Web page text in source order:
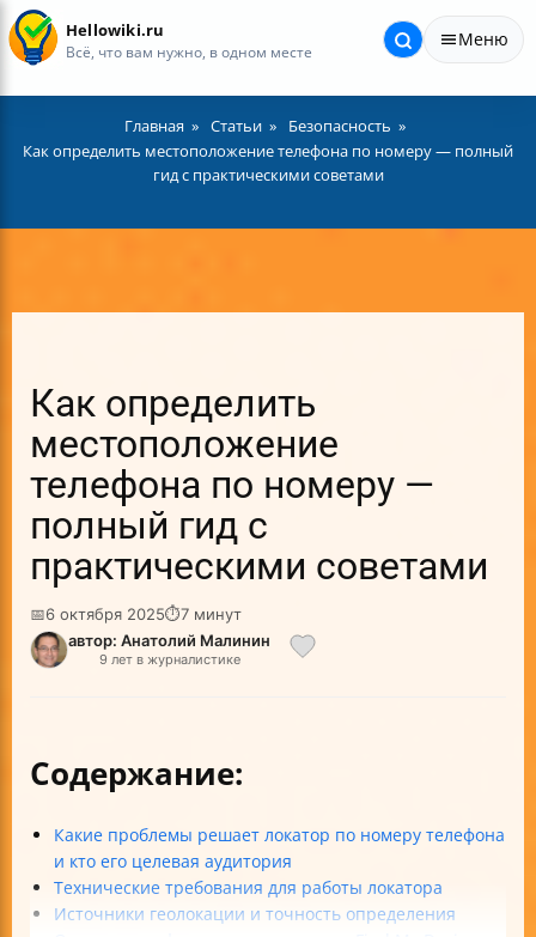
Hellowiki.ru
Всё, что вам нужно, в одном месте
Меню
Главная Статьи
Безопасность
Как определить местоположение телефона по номеру — полный
гид с практическими советами
Как определить
местоположение
телефона по номеру —
полный гид с
практическими советами
📅6 октября 2025⏱7 минут
автор: Анатолий Малинин
9 лет в журналистике
Содержание:
Какие проблемы решает локатор по номеру телефона
и кто его целевая аудитория
Технические требования для работы локатора
Источники геолокации и точность определения